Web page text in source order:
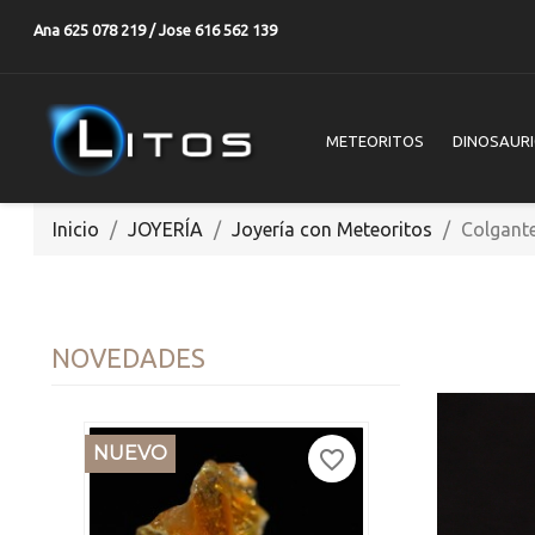
Ana 625 078 219 / Jose 616 562 139
METEORITOS
Inicio JOYERÍA Joyería con Meteoritos
NOVEDADES
NUEVO favorite_border